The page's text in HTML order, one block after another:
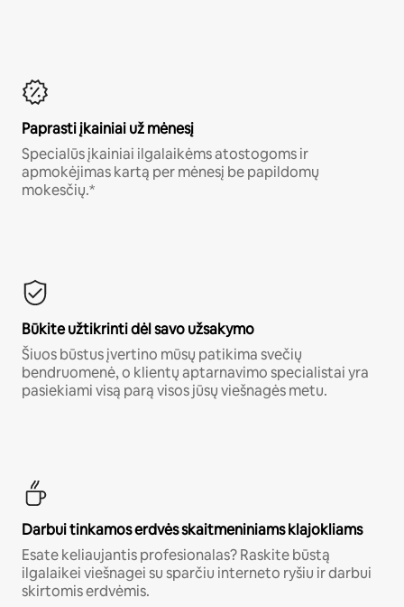
Paprasti įkainiai už mėnesį
Specialūs įkainiai ilgalaikėms atostogoms ir
apmokėjimas kartą per mėnesį be papildomų
mokesčių.*
Būkite užtikrinti dėl savo užsakymo
Šiuos būstus įvertino mūsų patikima svečių
bendruomenė, o klientų aptarnavimo specialistai yra
pasiekiami visą parą visos jūsų viešnagės metu.
Darbui tinkamos erdvės skaitmeniniams klajokliams
Esate keliaujantis profesionalas? Raskite būstą
ilgalaikei viešnagei su sparčiu interneto ryšiu ir darbui
skirtomis erdvėmis.